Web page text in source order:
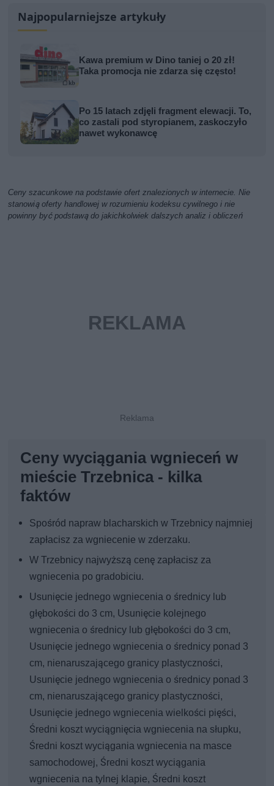
Najpopularniejsze artykuły
Kawa premium w Dino taniej o 20 zł!
Taka promocja nie zdarza się często!
Po 15 latach zdjęli fragment elewacji. To,
co zastali pod styropianem, zaskoczyło
nawet wykonawcę
Ceny szacunkowe na podstawie ofert znalezionych w internecie. Nie
stanowią oferty handlowej w rozumieniu kodeksu cywilnego i nie
powinny być podstawą do jakichkolwiek dalszych analiz i obliczeń
Ceny wyciągania wgnieceń w
mieście Trzebnica - kilka
faktów
Spośród napraw blacharskich w Trzebnicy najmniej
zapłacisz za wgniecenie w zderzaku.
W Trzebnicy najwyższą cenę zapłacisz za
wgniecenia po gradobiciu.
Usunięcie jednego wgniecenia o średnicy lub
głębokości do 3 cm, Usunięcie kolejnego
wgniecenia o średnicy lub głębokości do 3 cm,
Usunięcie jednego wgniecenia o średnicy ponad 3
cm, nienaruszającego granicy plastyczności,
Usunięcie jednego wgniecenia o średnicy ponad 3
cm, nienaruszającego granicy plastyczności,
Usunięcie jednego wgniecenia wielkości pięści,
Średni koszt wyciągnięcia wgniecenia na słupku,
Średni koszt wyciągania wgniecenia na masce
samochodowej, Średni koszt wyciągania
wgniecenia na tylnej klapie, Średni koszt